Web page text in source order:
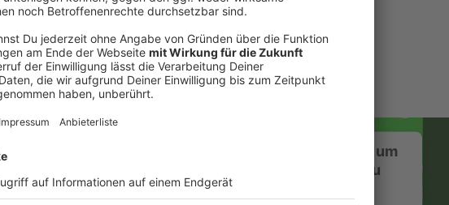
Die neue Single "Take This Heart" hier hören
Anzeige
Wir benötigen Ihre Zustimmung, um
den YouTube Video-Service zu